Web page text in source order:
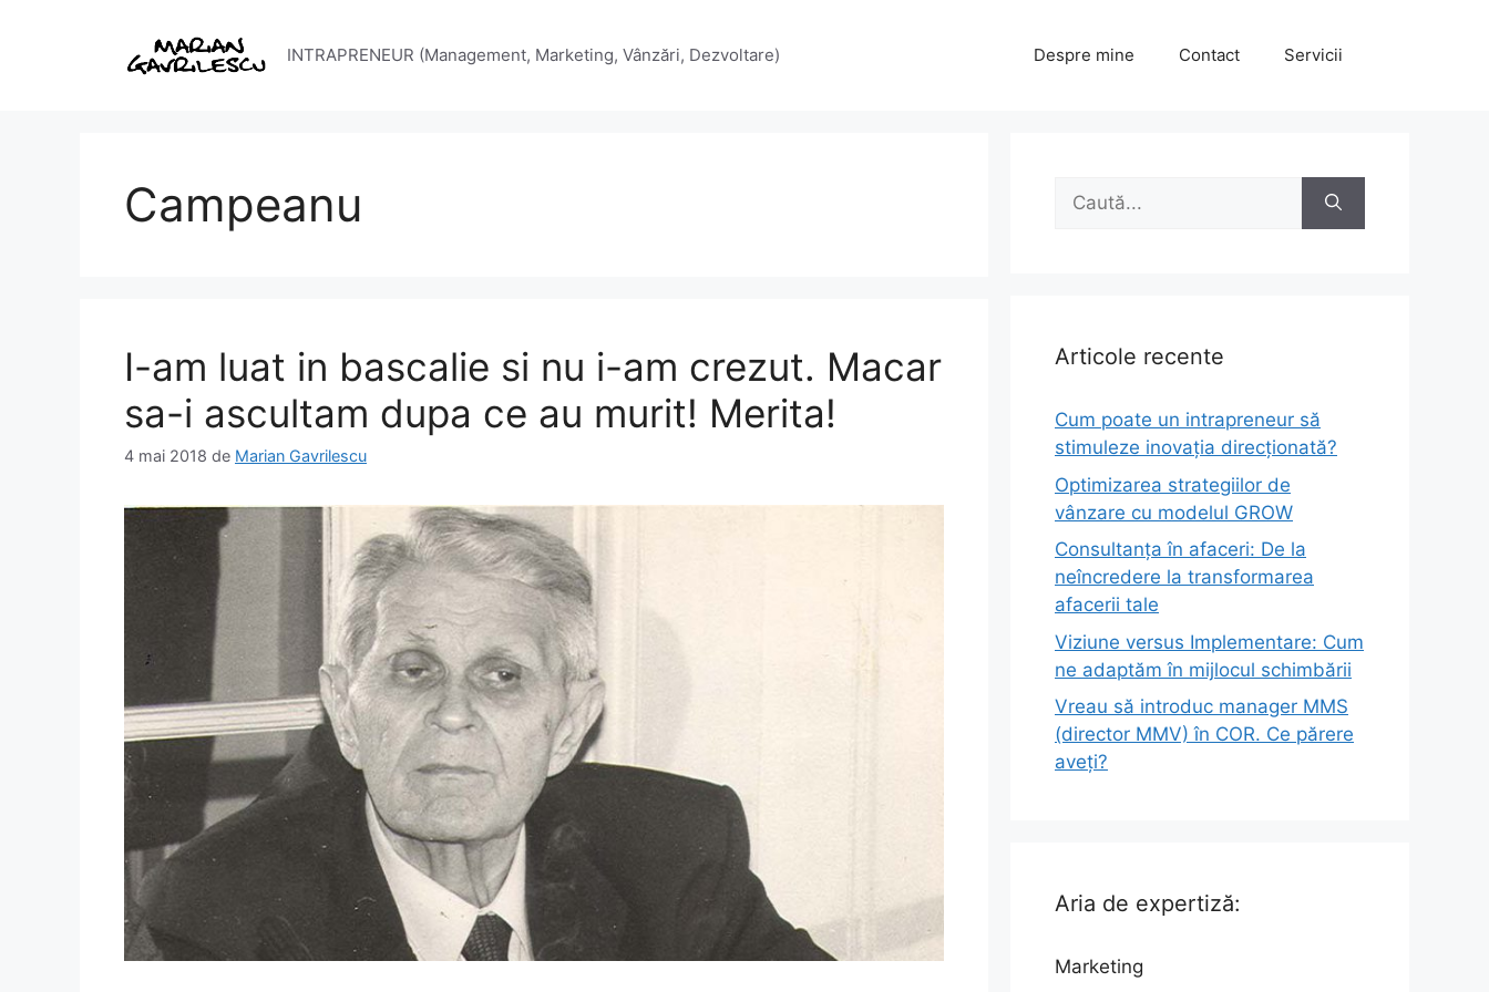
INTRAPRENEUR (Management, Marketing, Vânzări, Dezvoltare) Despre mine Contact Servicii
Campeanu
I-am luat in bascalie si nu i-am crezut. Macar
sa-i ascultam dupa ce au murit! Merita!
4 mai 2018 de Marian Gavrilescu
Caută
Articole recente
Cum poate un intrapreneur să
stimuleze inovația direcționată?
Optimizarea strategiilor de
vânzare cu modelul GROW
Consultanța în afaceri: De la
neîncredere la transformarea
afacerii tale
Viziune versus Implementare: Cum
ne adaptăm în mijlocul schimbării
Vreau să introduc manager MMS
(director MMV) în COR. Ce părere
aveți?
Aria de expertiză:
Marketing